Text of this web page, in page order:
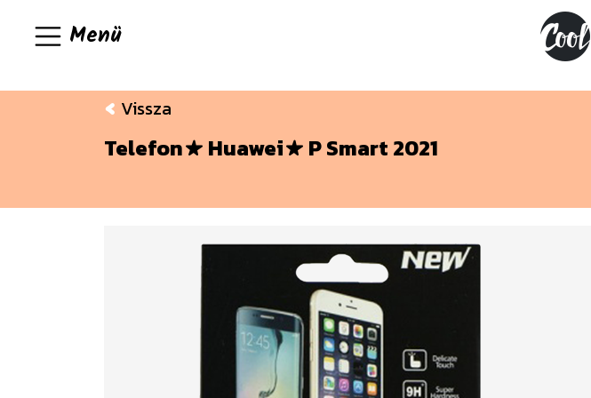
Menü
Vissza
Telefon Huawei P Smart 2021